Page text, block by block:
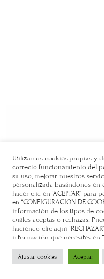
Utilizamos cookies propias y
correcto funcionamiento del
su uso, mejorar nuestros
personalizada basándonos en
hacer clic en “ACEPTAR”
en “CONFIGURACIÓN DE
información de los tipos de
cuáles aceptas o rechazas.
haciendo clic aquí
información que necesites en
Ajustar cookies Aceptar